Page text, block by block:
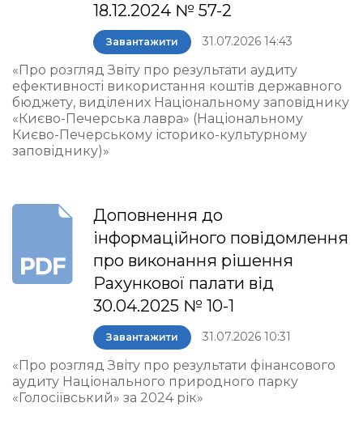
18.12.2024 № 57-2
Завантажити 31.07.2026 14:43
«Про розгляд Звіту про результати аудиту
ефективності використання коштів державного
бюджету, виділених Національному заповіднику
«Києво-Печерська лавра» (Національному
Києво-Печерському історико-культурному
заповіднику)»
Доповнення до
інформаційного повідомлення
про виконання рішення
Рахункової палати від
30.04.2025 № 10-1
Завантажити 31.07.2026 10:31
«Про розгляд Звіту про результати фінансового
аудиту Національного природного парку
«Голосіївський» за 2024 рік»